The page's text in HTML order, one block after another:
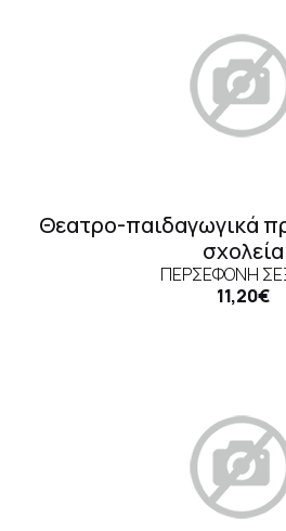
Θεατρο-παιδαγωγικά
σχολεία
ΠΕΡΣΕΦΌΝΗ
11,20€